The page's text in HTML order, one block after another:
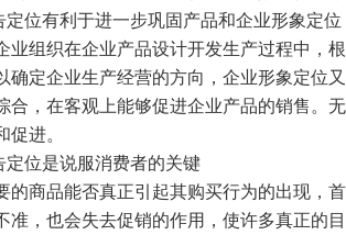
位有利于进一步巩固产品和企业形象定位
业组织在企业产品设计开发生产过程中，
确定企业生产经营的方向，企业形象定位
合，在客观上能够促进企业产品的销售。
进。
定位是说服消费者的关键
的商品能否真正引起其购买行为的出现，
准，也会失去促销的作用，使许多真正的